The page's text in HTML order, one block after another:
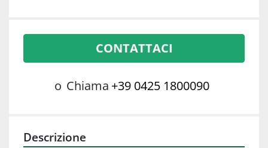
CONTATTACI
o Chiama +39 0425 1800090
Descrizione